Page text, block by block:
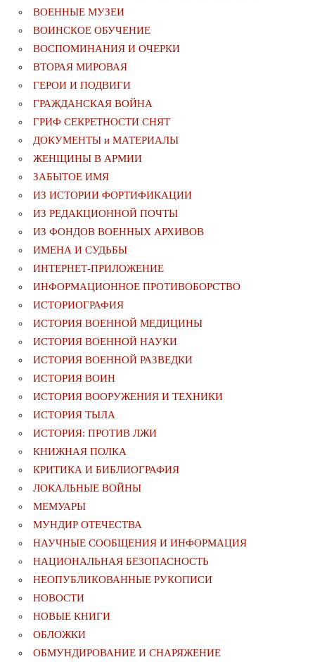
ВОЕННЫЕ МУЗЕИ
ВОИНСКОЕ ОБУЧЕНИЕ
ВОСПОМИНАНИЯ И ОЧЕРКИ
ВТОРАЯ МИРОВАЯ
ГЕРОИ И ПОДВИГИ
ГРАЖДАНСКАЯ ВОЙНА
ГРИФ СЕКРЕТНОСТИ СНЯТ
ДОКУМЕНТЫ и МАТЕРИАЛЫ
ЖЕНЩИНЫ В АРМИИ
ЗАБЫТОЕ ИМЯ
ИЗ ИСТОРИИ ФОРТИФИКАЦИИ
ИЗ РЕДАКЦИОННОЙ ПОЧТЫ
ИЗ ФОНДОВ ВОЕННЫХ АРХИВОВ
ИМЕНА И СУДЬБЫ
ИНТЕРНЕТ-ПРИЛОЖЕНИЕ
ИНФОРМАЦИОННОЕ ПРОТИВОБОРСТВО
ИСТОРИОГРАФИЯ
ИСТОРИЯ ВОЕННОЙ МЕДИЦИНЫ
ИСТОРИЯ ВОЕННОЙ НАУКИ
ИСТОРИЯ ВОЕННОЙ РАЗВЕДКИ
ИСТОРИЯ ВОИН
ИСТОРИЯ ВООРУЖЕНИЯ И ТЕХНИКИ
ИСТОРИЯ ТЫЛА
ИСТОРИЯ: ПРОТИВ ЛЖИ
КНИЖНАЯ ПОЛКА
КРИТИКА И БИБЛИОГРАФИЯ
ЛОКАЛЬНЫЕ ВОЙНЫ
МЕМУАРЫ
МУНДИР ОТЕЧЕСТВА
НАУЧНЫЕ СООБЩЕНИЯ И ИНФОРМАЦИЯ
НАЦИОНАЛЬНАЯ БЕЗОПАСНОСТЬ
НЕОПУБЛИКОВАННЫЕ РУКОПИСИ
НОВОСТИ
НОВЫЕ КНИГИ
ОБЛОЖКИ
ОБМУНДИРОВАНИЕ И СНАРЯЖЕНИЕ